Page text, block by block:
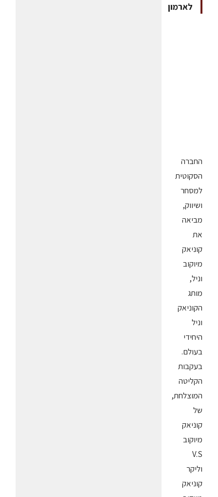
לארמון
החברה
הסקוטית
למסחר
ושיווק,
מביאה
את
קוניאק
מיוקוב
וניל,
מותג
הקוניאק
וניל
היחידי
בעולם.
בעקבות
הקליטה
המוצלחת,
של
קוניאק
מיוקוב
V.S
וליקר
קוניאק